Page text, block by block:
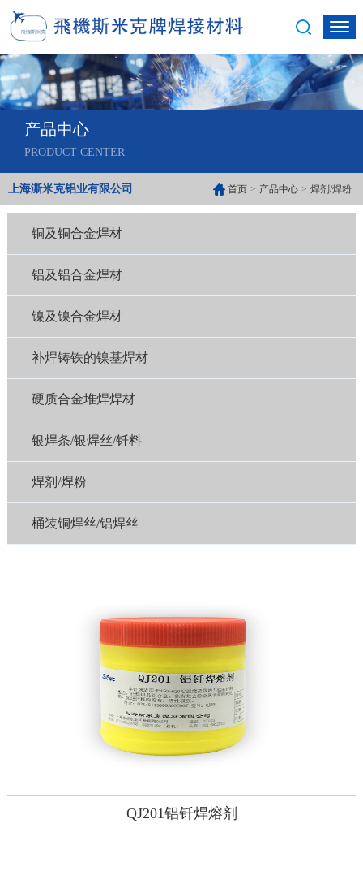
产品中心
PRODUCT CENTER
上海澌米克铝业有限公司 首页 > 产品中心 > 焊剂/焊粉
铜及铜合金焊材
铝及铝合金焊材
镍及镍合金焊材
补焊铸铁的镍基焊材
硬质合金堆焊焊材
银焊条/银焊丝/钎料
焊剂/焊粉
桶装铜焊丝/铝焊丝
QJ201铝钎焊熔剂